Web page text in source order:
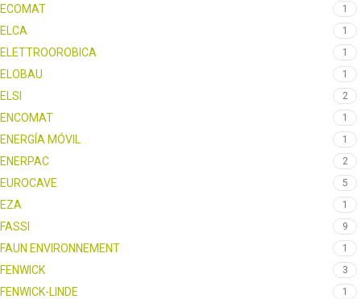
ECOMAT 1
ELCA 1
ELETTROOROBICA 1
ELOBAU 1
ELSI 2
ENCOMAT 1
ENERGÍA MÓVIL 1
ENERPAC 2
EUROCAVE 5
EZA 1
FASSI 9
FAUN ENVIRONNEMENT 1
FENWICK 3
FENWICK-LINDE 1